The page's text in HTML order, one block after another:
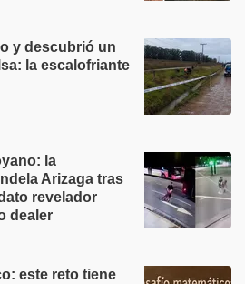
y descubrió un
la escalofriante
la
Arizaga tras
revelador
dealer
este reto tiene